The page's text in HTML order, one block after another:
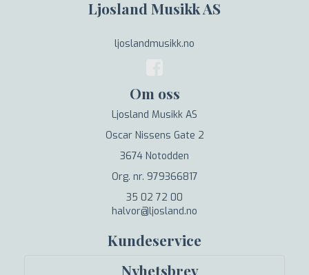
Ljosland Musikk AS
ljoslandmusikk.no
Om oss
Ljosland Musikk AS
Oscar Nissens Gate 2
3674 Notodden
Org. nr. 979366817
35 02 72 00
halvor@ljosland.no
Kundeservice
Nyhetsbrev